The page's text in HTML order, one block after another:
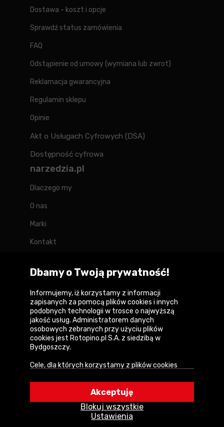
Dostawa - koszt i opcje
Sprawdź status zamówienia
FAQ
Odstąpienie od umowy (wymiana lub zwrot)
Reklamacja gwarancyjna
Regulamin sklepu
Opinie
Akt o Usługach Cyfrowych (DSA)
Dostępność cyfrowa
narzedzia.pl
Dlaczego my
O nas
Marki
Kontakt
Forum
Copyright © 2026
Polityka prywatności i zasady korzystania z
serwisu
Informacja o plikach cookies
Dbamy o Twoją prywatność!
Informujemy, iż korzystamy z informacji
zapisanych za pomocą plików cookies i innych
podobnych technologii w trosce o najwyższą
jakość usług. Administratorem danych
osobowych zebranych przy użyciu plików
cookies jest Rotopino.pl S.A. z siedzibą w
Bydgoszczy.
Cele, dla których korzystamy z plików cookies
• Uwierzytelnienie użytkowników w serwisie,
• Optymalizowanie wydajności i szybkości
działania serwisu i usług,Ustawienia
Blokuj wszystkie
Akceptuję